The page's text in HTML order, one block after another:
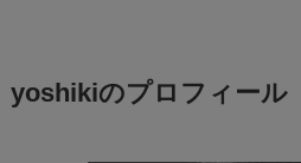
yoshikiのプロフィール